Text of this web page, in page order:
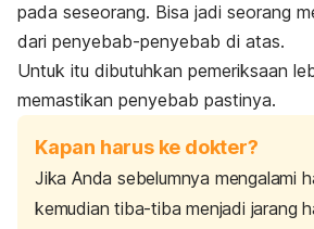
pada seseorang. Bisa jadi seorang
dari penyebab-penyebab di atas.
Untuk itu dibutuhkan pemeriksaan
memastikan penyebab pastinya.
Kapan harus ke dokter?
Jika Anda sebelumnya mengalami
kemudian tiba-tiba menjadi jarang